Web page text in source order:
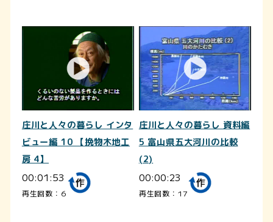
庄川と人々の暮らし インタ
ビュー編 10 【挽物木地工
房 4】
00:01:53
再生回数：6
庄川と人々の暮らし 資料編
5 富山県五大河川の比較
(2)
00:00:23
再生回数：17